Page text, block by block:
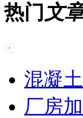
热门 文
混凝
厂房